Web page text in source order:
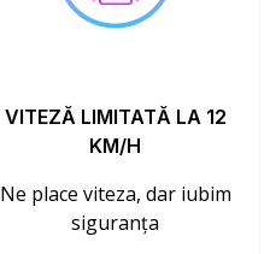
VITEZĂ LIMITATĂ LA 12
KM/H
Ne place viteza, dar iubim
siguranța